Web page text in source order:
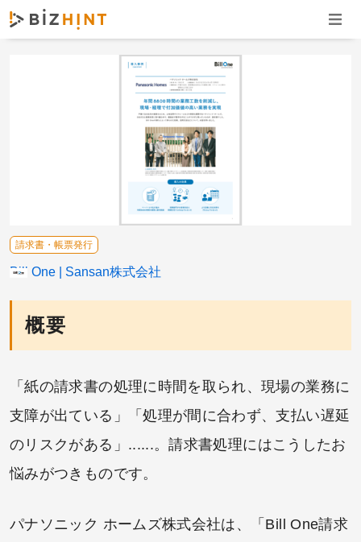
ナビ
概要
「紙の請求書の処理に時間を取られ、現場の業務に
支障が出ている」「処理が間に合わず、支払い遅延
のリスクがある」......。請求書処理にはこうしたお
悩みがつきものです。
パナソニック ホームズ株式会社は、「Bill One請求
請求書・帳票発行
Bill One Sansan株式会社